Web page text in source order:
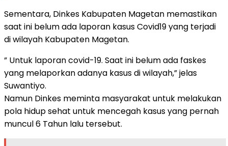
Sementara, Dinkes Kabupaten Magetan memastikan
saat ini belum ada laporan kasus Covid19 yang terjadi
di wilayah Kabupaten Magetan.
” Untuk laporan covid-19. Saat ini belum ada faskes
yang melaporkan adanya kasus di wilayah,” jelas
Suwantiyo.
Namun Dinkes meminta masyarakat untuk melakukan
pola hidup sehat untuk mencegah kasus yang pernah
muncul 6 Tahun lalu tersebut.